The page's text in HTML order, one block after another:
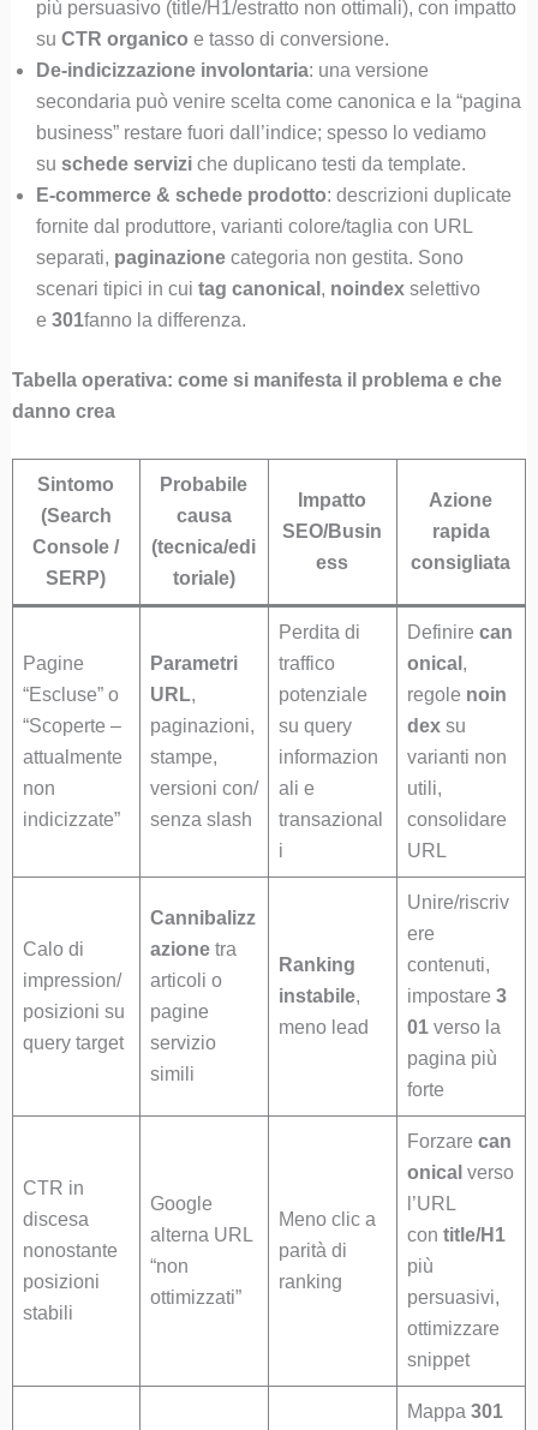
più persuasivo (title/H1/estratto non ottimali), con impatto
su CTR organico e tasso di conversione.
De-indicizzazione involontaria: una versione
secondaria può venire scelta come canonica e la “pagina
business” restare fuori dall’indice; spesso lo vediamo
su schede serviziche duplicano testi da template.
E-commerce & schede prodotto: descrizioni duplicate
fornite dal produttore, varianti colore/taglia con URL
separati, paginazionecategoria non gestita. Sono
scenari tipici in cui tag canonical , noindexselettivo
e 301fanno la differenza.
Tabella operativa: come si manifesta il problema e che
danno crea
Sintomo
(Search
Console /
SERP)
Probabile
causa
(tecnica/edi
toriale)
Impatto
SEO/Busin
ess
Azione
rapida
consigliata
Pagine
“Escluse” o
“Scoperte –
attualmente
non
indicizzate”
Parametri
URL,
paginazioni,
stampe,
versioni con/
senza slash
Perdita di
traffico
potenziale
su query
informazion
ali e
transazional
i
Definire can
onical ,
regole noin
dexsu
varianti non
utili,
consolidare
URL
Calo di
impression/
posizioni su
query target
Cannibalizz
azionetra
articoli o
pagine
servizio
simili
Ranking
instabile,
meno lead
Unire/riscriv
ere
contenuti,
impostare 3
01verso la
pagina più
forte
CTR in
discesa
nonostante
posizioni
stabili
Google
alterna URL
“non
ottimizzati”
Meno clic a
parità di
ranking
Forzare can
onical verso
l’URL
con title/H1
più
persuasivi,
ottimizzare
snippet
Mappa 301